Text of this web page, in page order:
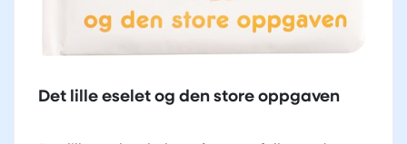
Det lille eselet og den store oppgaven